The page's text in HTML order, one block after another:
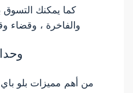
كما يمكنك التسوق
والفاخرة ، وقضاء
من أهم مميزات بلو باي